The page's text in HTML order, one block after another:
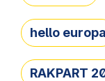
hello europa
RAKPART